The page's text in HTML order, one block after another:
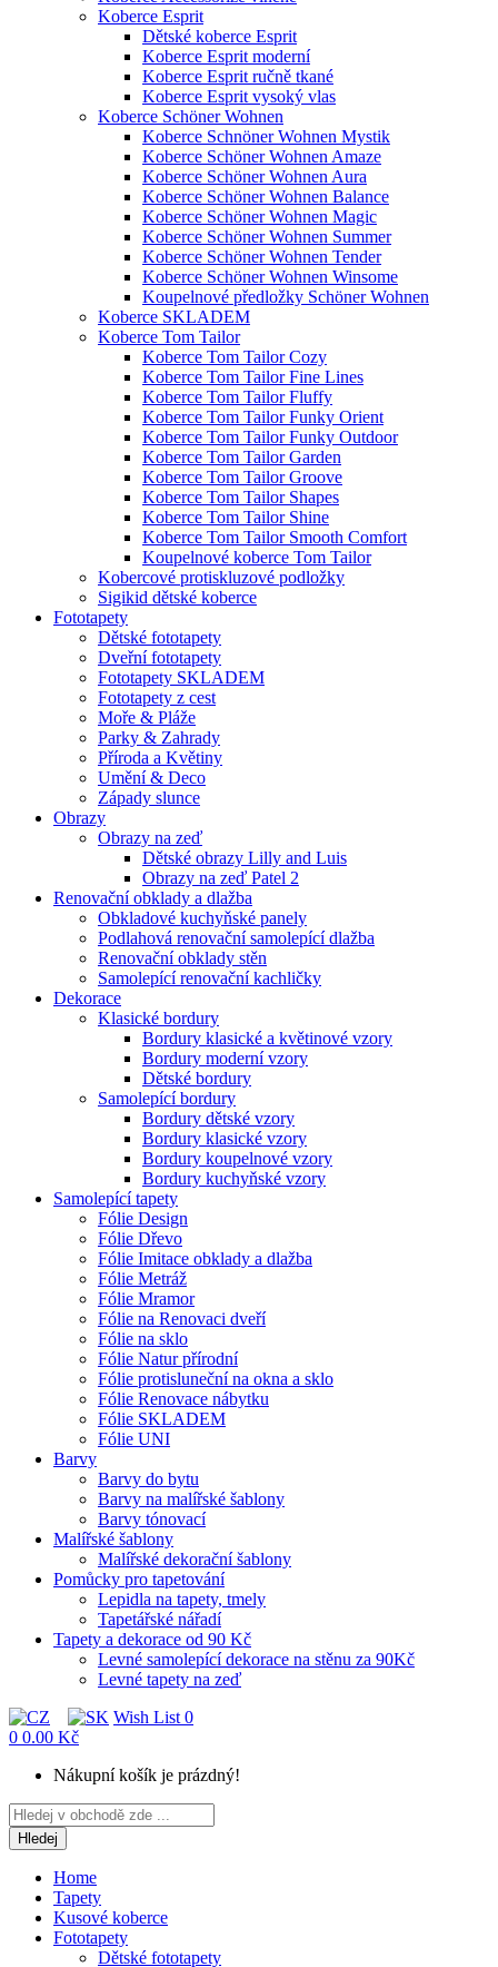
Koberce Esprit
Dětské koberce Esprit
Koberce Esprit moderní
Koberce Esprit ručně tkané
Koberce Esprit vysoký vlas
Koberce Schöner Wohnen
Koberce Schnöner Wohnen Mystik
Koberce Schöner Wohnen Amaze
Koberce Schöner Wohnen Aura
Koberce Schöner Wohnen Balance
Koberce Schöner Wohnen Magic
Koberce Schöner Wohnen Summer
Koberce Schöner Wohnen Tender
Koberce Schöner Wohnen Winsome
Koupelnové předložky Schöner Wohnen
Koberce SKLADEM
Koberce Tom Tailor
Koberce Tom Tailor Cozy
Koberce Tom Tailor Fine Lines
Koberce Tom Tailor Fluffy
Koberce Tom Tailor Funky Orient
Koberce Tom Tailor Funky Outdoor
Koberce Tom Tailor Garden
Koberce Tom Tailor Groove
Koberce Tom Tailor Shapes
Koberce Tom Tailor Shine
Koberce Tom Tailor Smooth Comfort
Koupelnové koberce Tom Tailor
Kobercové protiskluzové podložky
Sigikid dětské koberce
Fototapety
Dětské fototapety
Dveřní fototapety
Fototapety SKLADEM
Fototapety z cest
Moře & Pláže
Parky & Zahrady
Příroda a Květiny
Umění & Deco
Západy slunce
Obrazy
Obrazy na zeď
Dětské obrazy Lilly and Luis
Obrazy na zeď Patel 2
Renovační obklady a dlažba
Obkladové kuchyňské panely
Podlahová renovační samolepící dlažba
Renovační obklady stěn
Samolepící renovační kachličky
Dekorace
Klasické bordury
Bordury klasické a květinové vzory
Bordury moderní vzory
Dětské bordury
Samolepící bordury
Bordury dětské vzory
Bordury klasické vzory
Bordury koupelnové vzory
Bordury kuchyňské vzory
Samolepící tapety
Fólie Design
Fólie Dřevo
Fólie Imitace obklady a dlažba
Fólie Metráž
Fólie Mramor
Fólie na Renovaci dveří
Fólie na sklo
Fólie Natur přírodní
Fólie protisluneční na okna a sklo
Fólie Renovace nábytku
Fólie SKLADEM
Fólie UNI
Barvy
Barvy do bytu
Barvy na malířské šablony
Barvy tónovací
Malířské šablony
Malířské dekorační šablony
Pomůcky pro tapetování
Lepidla na tapety, tmely
Tapetářské nářadí
Tapety a dekorace od 90 Kč
Levné samolepící dekorace na stěnu za 90Kč
Levné tapety na zeď
Wish List 0
0 0.00 Kč
Nákupní košík je prázdný!
Hledej
Home
Tapety
Kusové koberce
Fototapety
Dětské fototapety